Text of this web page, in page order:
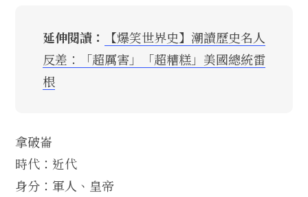
延伸閱讀：
【爆笑世界史】潮讀歷史名人
反差：「超厲害」「超糟糕」美國總統雷
根
拿破崙
時代：近代
身分：軍人、皇帝